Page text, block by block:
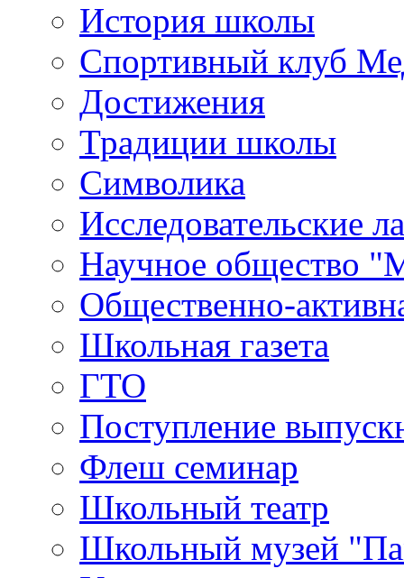
История школы
Спортивный клуб
Достижения
Традиции школы
Символика
Исследовательские
Научное общество
Общественно-
Школьная газета
ГТО
Поступление
Флеш семинар
Школьный театр
Школьный музей